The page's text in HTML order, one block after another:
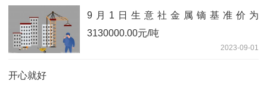
9月1日生意社金属镝基准价为
3130000.00元/吨
2023-09-01
开心就好